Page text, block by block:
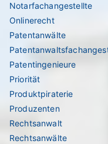
Notarfachangestellte
Onlinerecht
Patentanwälte
Patentingenieure
Priorität
Produktpiraterie
Produzenten
Rechtsanwalt
Rechtsanwälte